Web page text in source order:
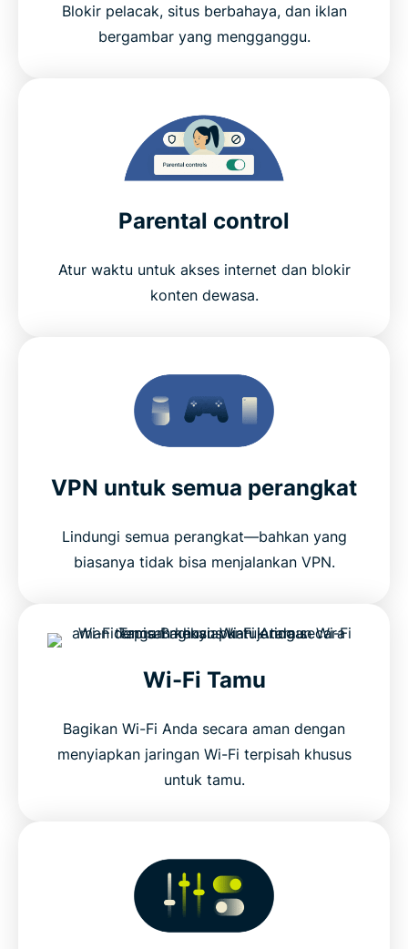
Blokir pelacak, situs berbahaya, dan iklan
bergambar yang mengganggu.
Parental control
Atur waktu untuk akses internet dan blokir
konten dewasa.
VPN untuk semua perangkat
Lindungi semua perangkat—bahkan yang
biasanya tidak bisa menjalankan VPN.
Wi-Fi Tamu
Bagikan Wi-Fi Anda secara aman dengan
menyiapkan jaringan Wi-Fi terpisah khusus
untuk tamu.